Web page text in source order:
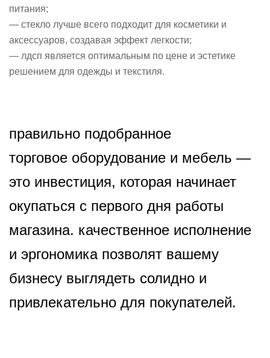
питания;
— стекло лучше всего подходит для косметики и
аксессуаров, создавая эффект легкости;
— лдсп является оптимальным по цене и эстетике
решением для одежды и текстиля.
правильно подобранное
торговое оборудование и мебель —
это инвестиция, которая начинает
окупаться с первого дня работы
магазина. качественное исполнение
и эргономика позволят вашему
бизнесу выглядеть солидно и
привлекательно для покупателей.